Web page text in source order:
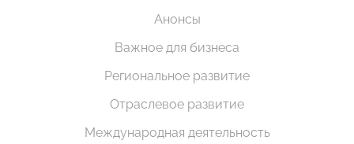
Анонсы
Важное для бизнеса
Региональное развитие
Отраслевое развитие
Международная деятельность